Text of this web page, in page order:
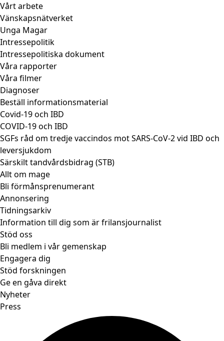
Vårt arbete
Vänskapsnätverket
Unga Magar
Intressepolitik
Intressepolitiska dokument
Våra rapporter
Våra filmer
Diagnoser
Beställ informationsmaterial
Covid-19 och IBD
COVID-19 och IBD
SGFs råd om tredje vaccindos mot SARS-CoV-2 vid IBD och
leversjukdom
Särskilt tandvårdsbidrag (STB)
Allt om mage
Bli förmånsprenumerant
Annonsering
Tidningsarkiv
Information till dig som är frilansjournalist
Stöd oss
Bli medlem i vår gemenskap
Engagera dig
Stöd forskningen
Ge en gåva direkt
Nyheter
Press